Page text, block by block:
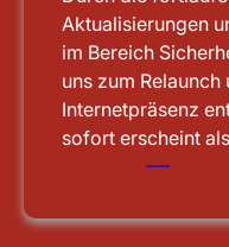
Aktualisierungen
im Bereich
uns zum Relaunch
Internetpräsenz
sofort erscheint